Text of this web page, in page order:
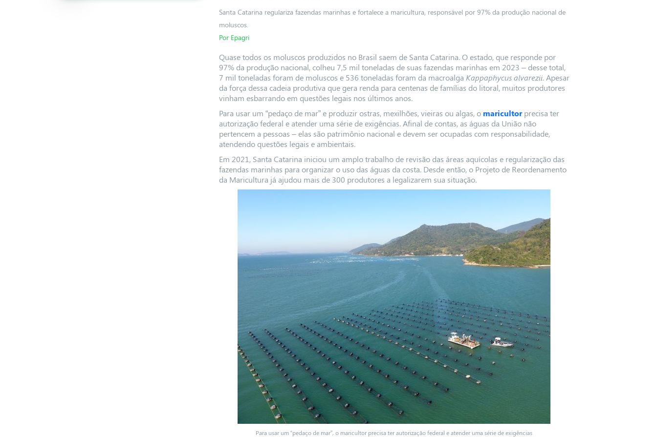
Santa Catarina regulariza fazendas marinhas e fortalece a maricultura, responsável por 97% da produção nacional de
moluscos.
Por Epagri
Quase todos os moluscos produzidos no Brasil saem de Santa Catarina. O estado, que responde por
97% da produção nacional, colheu 7,5 mil toneladas de suas fazendas marinhas em 2023 – desse total,
7 mil toneladas foram de moluscos e 536 toneladas foram da macroalga Kappaphycus alvarezii. Apesar
da força dessa cadeia produtiva que gera renda para centenas de famílias do litoral, muitos produtores
vinham esbarrando em questões legais nos últimos anos.
Para usar um “pedaço de mar” e produzir ostras, mexilhões, vieiras ou algas, o maricultorprecisa ter
autorização federal e atender uma série de exigências. Afinal de contas, as águas da União não
pertencem a pessoas – elas são patrimônio nacional e devem ser ocupadas com responsabilidade,
atendendo questões legais e ambientais.
Em 2021, Santa Catarina iniciou um amplo trabalho de revisão das áreas aquícolas e regularização das
fazendas marinhas para organizar o uso das águas da costa. Desde então, o Projeto de Reordenamento
da Maricultura já ajudou mais de 300 produtores a legalizarem sua situação.
Para usar um “pedaço de mar”, o maricultor precisa ter autorização federal e atender uma série de exigências